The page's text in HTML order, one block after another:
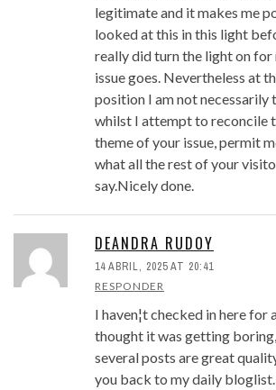
legitimate and it makes me
looked at this in this light
really did turn the light on for
issue goes. Nevertheless at
position I am not
whilst I attempt to reconcile
theme of your issue, permit
what all the rest of your
say.Nicely done.
DEANDRA RUDOY
14 ABRIL, 2025 AT 20:41
RESPONDER
I haven¦t checked in here for
thought it was getting
several posts are great
you back to my daily